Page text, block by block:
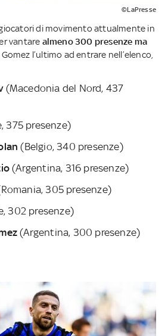
©LaPresse
di movimento attualmente in
vantare almeno 300 presenze ma
. Gomez l’ultimo ad entrare nell’elenco,
(Macedonia del Nord, 437
375 presenze)
(Belgio, 340 presenze)
(Argentina, 316 presenze)
305 presenze)
302 presenze)
(Argentina, 300 presenze)